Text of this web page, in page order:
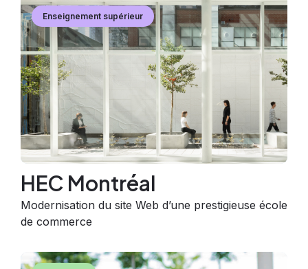
Enseignement supérieur
HEC Montréal
Modernisation du site Web d’une prestigieuse école
de commerce
Image
Image